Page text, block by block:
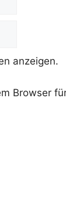
anzeigen.
Browser